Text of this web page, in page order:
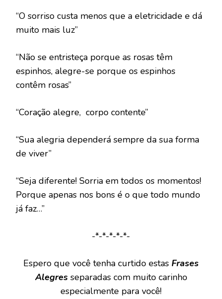
“O sorriso custa menos que a eletricidade e dá
muito mais luz”
“Não se entristeça porque as rosas têm
espinhos, alegre-se porque os espinhos
contêm rosas”
“Coração alegre, corpo contente”
“Sua alegria dependerá sempre da sua forma
de viver”
“Seja diferente! Sorria em todos os momentos!
Porque apenas nos bons é o que todo mundo
já faz…”
-*-*-*-*-*-
Espero que você tenha curtido estas Frases
Alegres separadas com muito carinho
especialmente para você!